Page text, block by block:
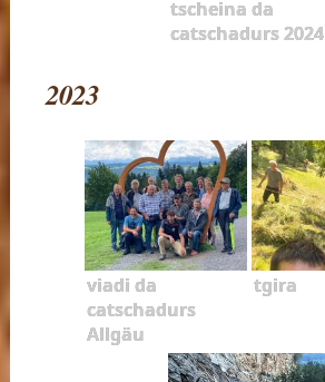
tscheina da
catschadurs 2024
2023
viadi da
catschadurs
Allgäu
tgira